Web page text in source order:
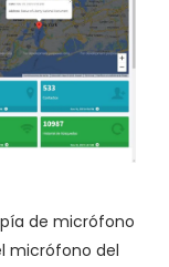
de micrófono
micrófono del